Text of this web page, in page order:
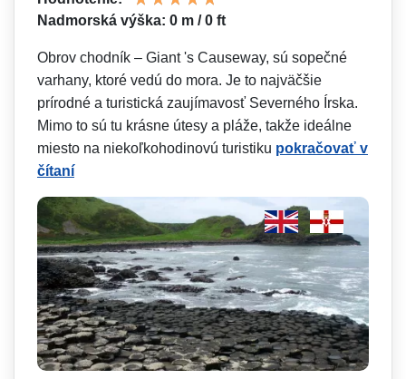
Nadmorská výška: 0 m / 0 ft
Obrov chodník – Giant 's Causeway, sú sopečné
varhany, ktoré vedú do mora. Je to najväčšie
prírodné a turistická zaujímavosť Severného Írska.
Mimo to sú tu krásne útesy a pláže, takže ideálne
miesto na niekoľkohodinovú turistiku pokračovať v
čítaní